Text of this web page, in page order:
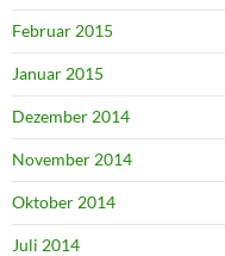
Februar 2015
Januar 2015
Dezember 2014
November 2014
Oktober 2014
Juli 2014